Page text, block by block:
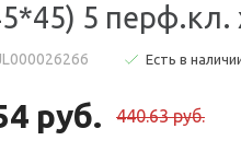
5 перф.кл.
Есть в
руб. 440.63 руб.